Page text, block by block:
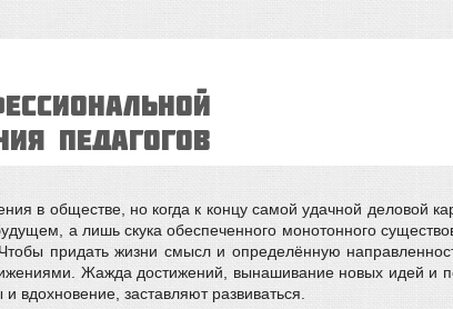
педагогов
в обществе, но когда к концу самой удачной деловой
а лишь скука обеспеченного монотонного
придать жизни смысл и определённую
Жажда достижений, вынашивание новых идей и
вдохновение, заставляют развиваться.